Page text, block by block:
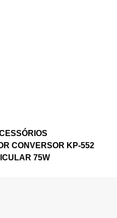
CONVERSOR KP-552
75W